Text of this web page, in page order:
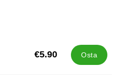
€5.90 Osta